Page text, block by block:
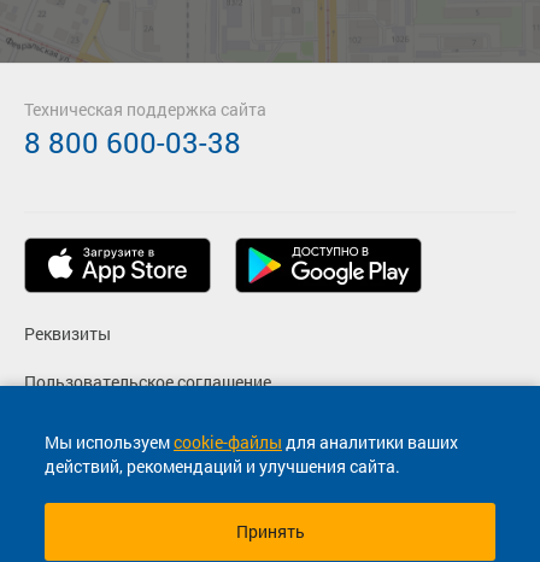
Мы используемcookie-файлы для аналитики ваших
действий, рекомендаций и улучшения сайта.
Принять
Реквизиты
Пользовательское соглашение
Политика конфиденциальности
Согласие на маркетинговые сообщения
Техническая поддержка сайта
8 800 600-03-38
© 2013-2026, ООО "Капитал"- Онлайн сервис продажи